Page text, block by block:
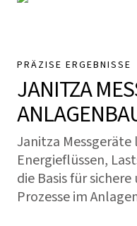
Teilen in dieser Branche
PRÄZISE ERGEBNISSE
JANITZA
Janitza
Energieflüssen,
die Basis für
Prozesse im